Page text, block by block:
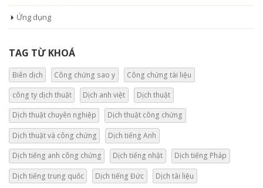
Ứng dụng
TAG TỪ KHOÁ
Biên dịch Công chứng sao y Công chứng tài liệu
công ty dịch thuật Dịch anh việt Dịch thuật
Dịch thuật chuyên nghiệp Dịch thuật công chứng
Dịch thuật và công chứng Dịch tiếng Anh
Dịch tiếng anh công chứng Dịch tiếng nhật Dịch tiếng Pháp
Dịch tiếng trung quốc Dịch tiếng Đức Dịch tài liệu